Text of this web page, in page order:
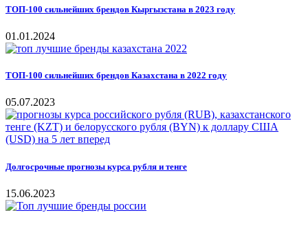
ТОП-100 сильнейших брендов Кыргызстана в 2023 году
01.01.2024
ТОП-100 сильнейших брендов Казахстана в 2022 году
05.07.2023
Долгосрочные прогнозы курса рубля и тенге
15.06.2023